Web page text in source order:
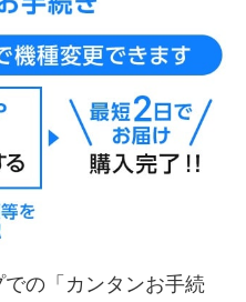
の「カンタンお手続